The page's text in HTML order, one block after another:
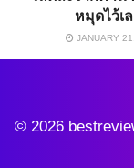
หมุดไว้เ
JANUARY
© 2026